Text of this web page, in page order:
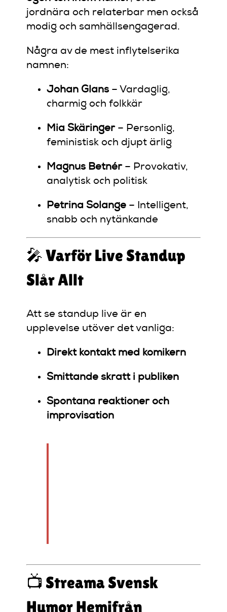
jordnära och relaterbar men också
modig och samhällsengagerad.
Några av de mest inflytelserika
namnen:
Johan Glans – Vardaglig,
charmig och folkkär
Mia Skäringer– Personlig,
feministisk och djupt ärlig
Magnus Betnér– Provokativ,
analytisk och politisk
Petrina Solange – Intelligent,
snabb och nytänkande
🎤 Varför Live Standup
Slår Allt
Att se standup live är en
upplevelse utöver det vanliga:
Direkt kontakt med komikern
Smittande skratt i publiken
Spontana reaktioner och
improvisation
📺 Streama Svensk
Humor Hemifrån